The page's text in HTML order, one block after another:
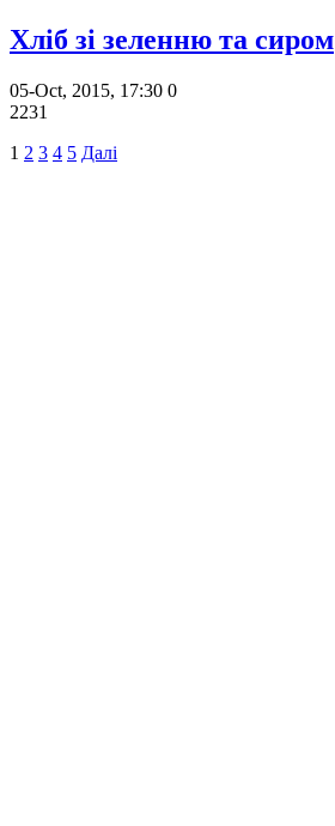
Хліб зі зеленню та сиром
05-Oct, 2015, 17:30 0
2231
1 2 3 4 5 Далі